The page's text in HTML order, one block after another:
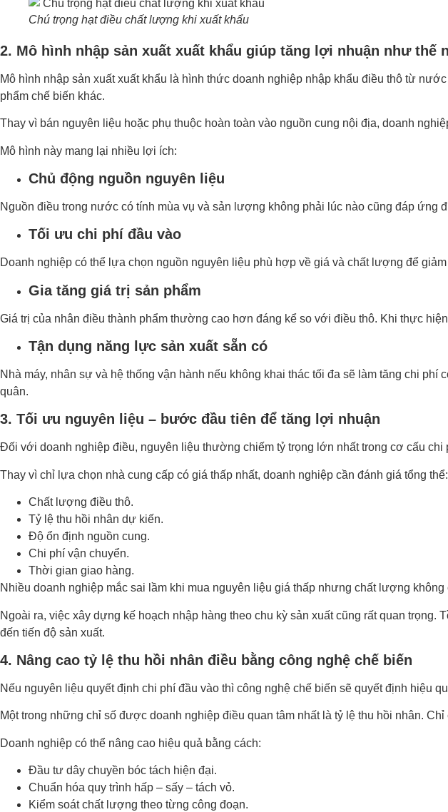
Chú trọng hạt điều chất lượng khi xuất khẩu
2. Mô hình nhập sản xuất xuất khẩu giúp tăng lợi nhuận như thế
Mô hình nhập sản xuất xuất khẩu là hình thức doanh nghiệp nhập khẩu điều thô từ
phẩm chế biến khác.
Thay vì bán nguyên liệu hoặc phụ thuộc hoàn toàn vào nguồn cung nội địa, doanh
Mô hình này mang lại nhiều lợi ích:
Chủ động nguồn nguyên liệu
Nguồn điều trong nước có tính mùa vụ và sản lượng không phải lúc nào cũng đáp ứng
Tối ưu chi phí đầu vào
Doanh nghiệp có thể lựa chọn nguồn nguyên liệu phù hợp về giá và chất lượng để
Gia tăng giá trị sản phẩm
Giá trị của nhân điều thành phẩm thường cao hơn đáng kể so với điều thô. Khi thực
Tận dụng năng lực sản xuất sẵn có
Nhà máy, nhân sự và hệ thống vận hành nếu không khai thác tối đa sẽ làm tăng chi
quân.
3. Tối ưu nguyên liệu – bước đầu tiên để tăng lợi nhuận
Đối với doanh nghiệp điều, nguyên liệu thường chiếm tỷ trọng lớn nhất trong cơ cấu
Thay vì chỉ lựa chọn nhà cung cấp có giá thấp nhất, doanh nghiệp cần đánh giá tổng thể:
Chất lượng điều thô.
Tỷ lệ thu hồi nhân dự kiến.
Độ ổn định nguồn cung.
Chi phí vận chuyển.
Thời gian giao hàng.
Nhiều doanh nghiệp mắc sai lầm khi mua nguyên liệu giá thấp nhưng chất lượng
Ngoài ra, việc xây dựng kế hoạch nhập hàng theo chu kỳ sản xuất cũng rất quan
đến tiến độ sản xuất.
4. Nâng cao tỷ lệ thu hồi nhân điều bằng công nghệ chế biến
Nếu nguyên liệu quyết định chi phí đầu vào thì công nghệ chế biến sẽ quyết định hiệu
Một trong những chỉ số được doanh nghiệp điều quan tâm nhất là tỷ lệ thu hồi nhân.
Doanh nghiệp có thể nâng cao hiệu quả bằng cách:
Đầu tư dây chuyền bóc tách hiện đại.
Chuẩn hóa quy trình hấp – sấy – tách vỏ.
Kiểm soát chất lượng theo từng công đoạn.